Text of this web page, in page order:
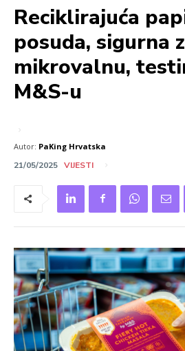
Reciklirajuća
posuda, sigurna
mikrovalnu,
M&S-u
Autor: PaKing Hrvatska
21/05/2025 VIJESTI